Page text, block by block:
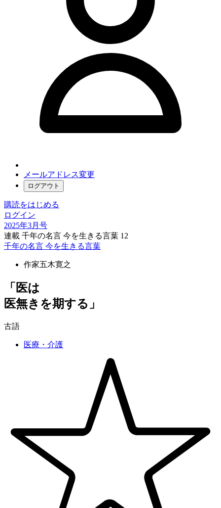
メールアドレス変更
ログアウト
購読をはじめる
ログイン
2025年3月号
連載 千年の名言 今を生きる言葉 12
千年の名言 今を生きる言葉
作家五木寛之
「医は
医無きを期する」
古語
医療・介護